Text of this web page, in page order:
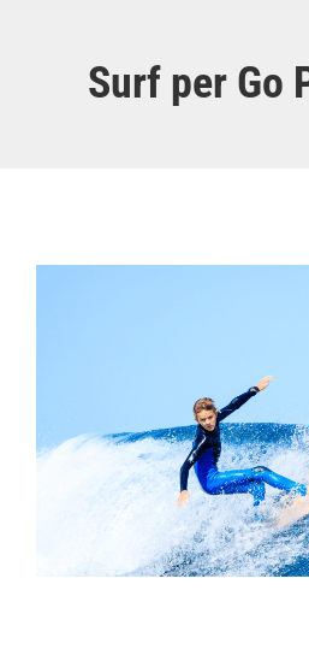
Surf per Go